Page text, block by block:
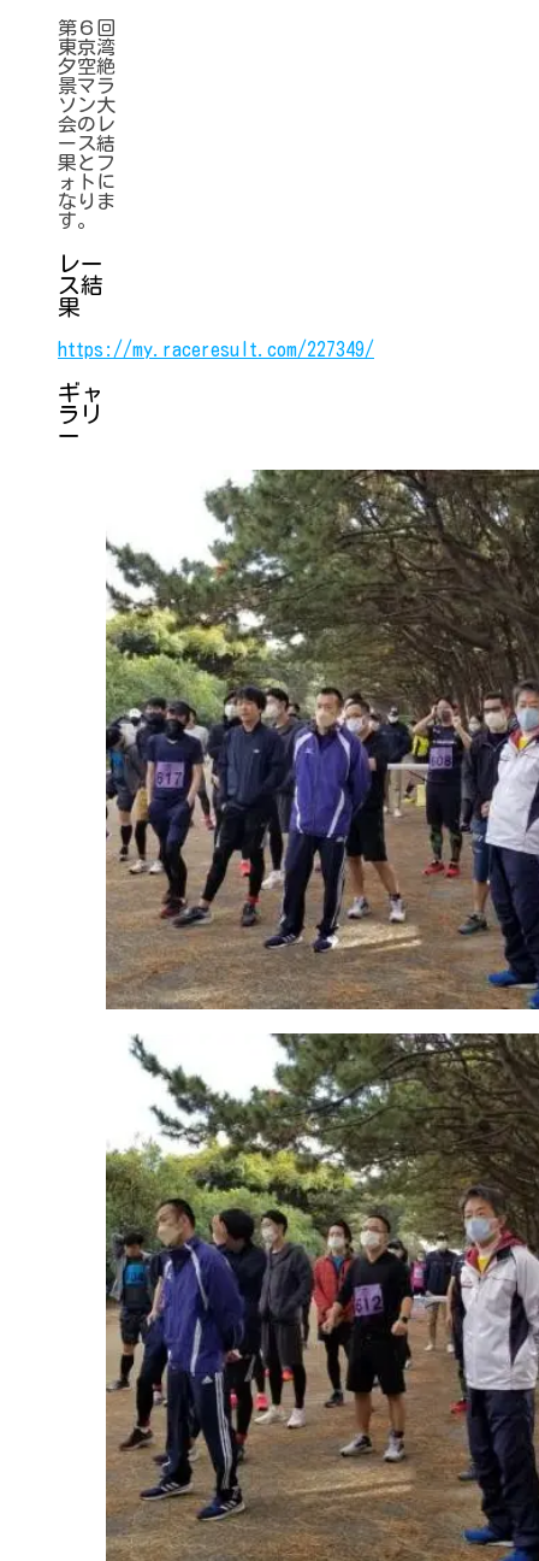
第６回
東京湾
夕空絶
景マラ
ソン大
会のレ
ース結
果とフ
ォトに
なりま
す。
レー
ス結
果
https://my.raceresult.com/227349/
ギャ
ラリ
ー